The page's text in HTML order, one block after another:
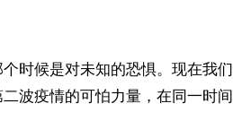
时候是对未知的恐惧。现在我们
波疫情的可怕力量，在同一时间